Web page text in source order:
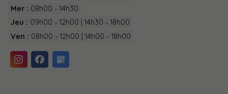
Mer : 08h00 - 14h30
Jeu : 09h00 - 12h00 | 14h30 - 18h00
Ven : 08h00 - 12h00 | 14h00 - 18h00